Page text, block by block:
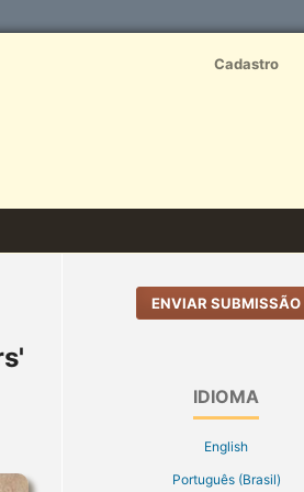
Cadastro
ENVIAR SUBMISSÃO
IDIOMA
English
Português (Brasil)